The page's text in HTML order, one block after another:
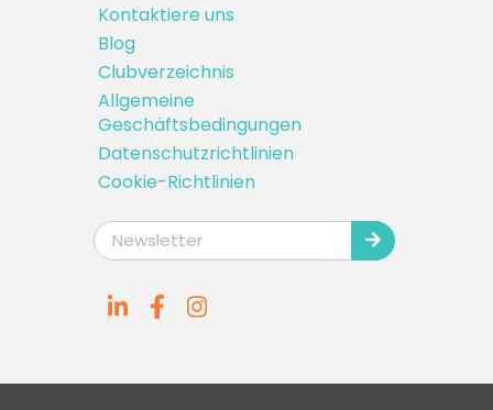
Kontaktiere uns
Blog
Clubverzeichnis
Allgemeine
Geschäftsbedingungen
Datenschutzrichtlinien
Cookie-Richtlinien